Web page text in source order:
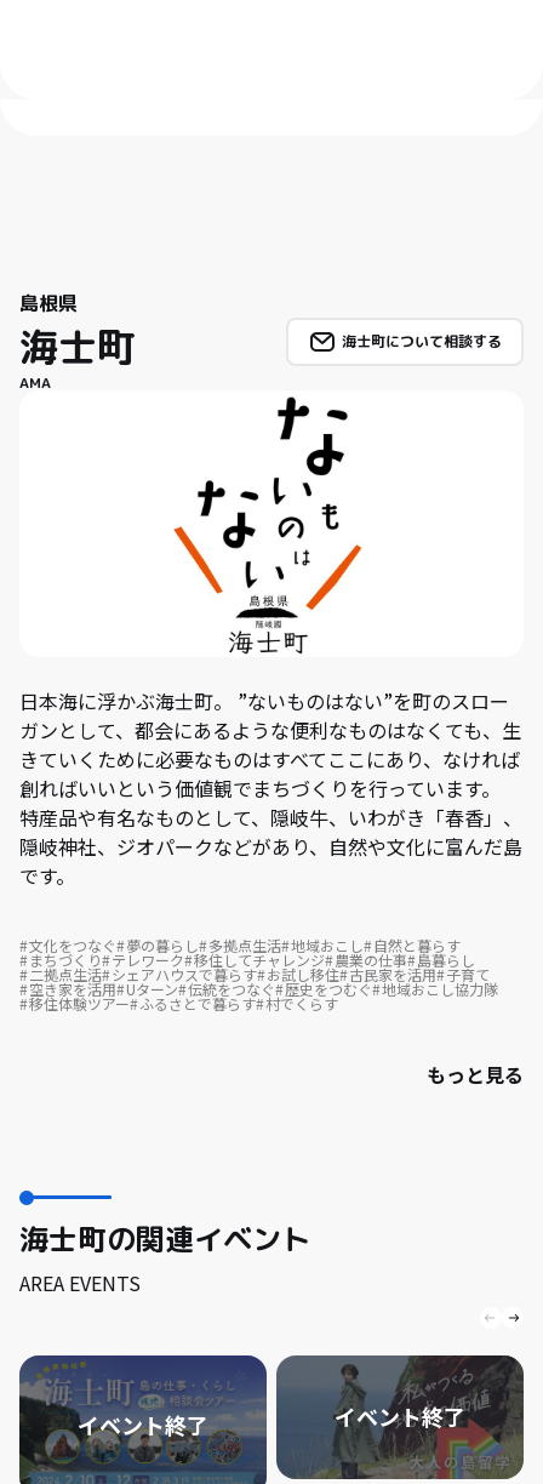
島根県
海士町
AMA
海士町について相談する
日本海に浮かぶ海士町。 ”ないものはない”を町のスロー
ガンとして、都会にあるような便利なものはなくても、生
きていくために必要なものはすべてここにあり、なければ
創ればいいという価値観でまちづくりを行っています。
特産品や有名なものとして、隠岐牛、いわがき「春香」、
隠岐神社、ジオパークなどがあり、自然や文化に富んだ島
です。
文化をつなぐ 夢の暮らし 多拠点生活 地域おこし 自然と暮らす
まちづくり テレワーク 移住してチャレンジ 農業の仕事 島暮らし
二拠点生活 シェアハウスで暮らす お試し移住 古民家を活用 子育て
空き家を活用 Uターン 伝統をつなぐ 歴史をつむぐ 地域おこし協力隊
移住体験ツアー ふるさとで暮らす 村でくらす
もっと見る
海士町の関連イベント
AREA EVENTS